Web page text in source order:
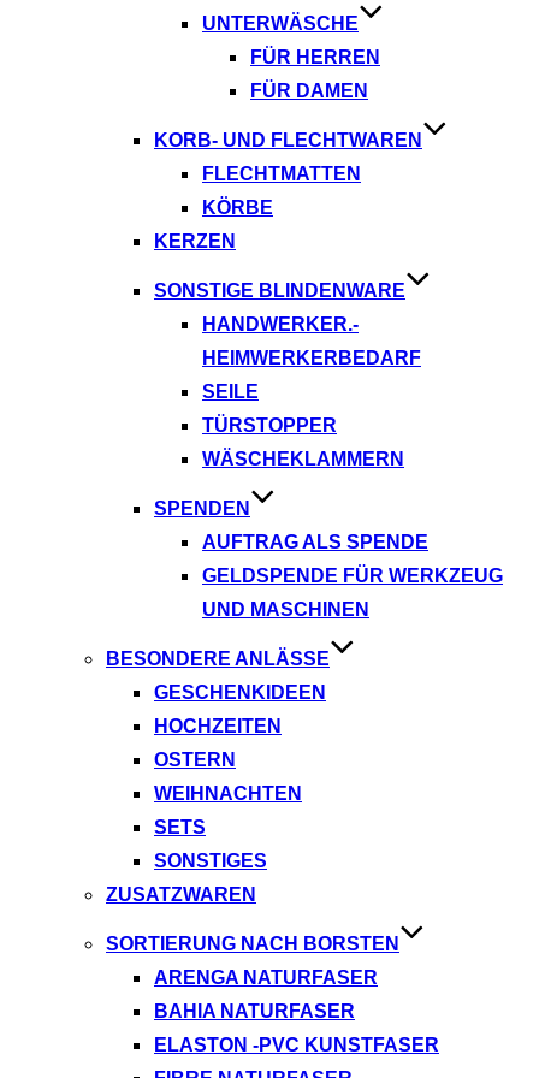
UNTERWÄSCHE
FÜR HERREN
FÜR DAMEN
KORB- UND FLECHTWAREN
FLECHTMATTEN
KÖRBE
KERZEN
SONSTIGE BLINDENWARE
HANDWERKER.-
HEIMWERKERBEDARF
SEILE
TÜRSTOPPER
WÄSCHEKLAMMERN
SPENDEN
AUFTRAG ALS SPENDE
GELDSPENDE FÜR WERKZEUG
UND MASCHINEN
BESONDERE ANLÄSSE
GESCHENKIDEEN
HOCHZEITEN
OSTERN
WEIHNACHTEN
SETS
SONSTIGES
ZUSATZWAREN
SORTIERUNG NACH BORSTEN
ARENGA NATURFASER
BAHIA NATURFASER
ELASTON -PVC KUNSTFASER